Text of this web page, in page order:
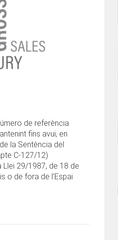
de referència
fins avui, en
la Sentència del
C-127/12)
Llei 29/1987, de 18 de
o de fora de l’Espai